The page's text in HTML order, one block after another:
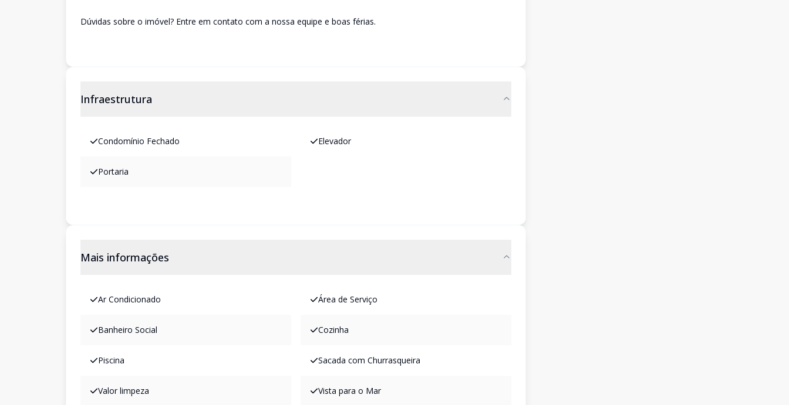
Dúvidas sobre o imóvel? Entre em contato com a nossa equipe e boas férias.
Infraestrutura
Condomínio Fechado Elevador
Portaria
Mais informações
Ar Condicionado Área de Serviço
Banheiro Social Cozinha
Piscina Sacada com Churrasqueira
Valor limpeza Vista para o Mar